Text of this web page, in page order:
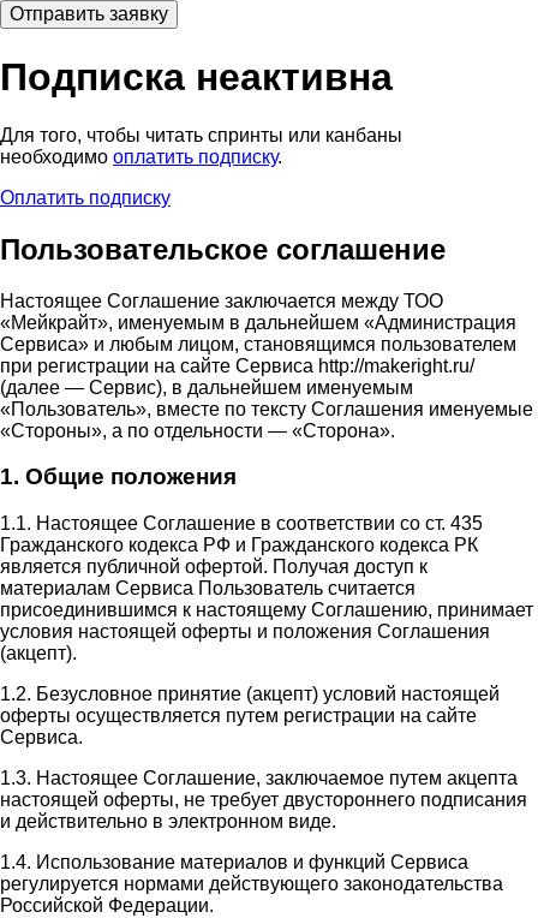
Подписка неактивна
Для того, чтобы читать спринты или канбаны
необходимо оплатить подписку.
Оплатить подписку
Пользовательское соглашение
Настоящее Соглашение заключается между ТОО
«Мейкрайт», именуемым в дальнейшем «Администрация
Сервиса» и любым лицом, становящимся пользователем
при регистрации на сайте Сервиса http://makeright.ru/
(далее — Сервис), в дальнейшем именуемым
«Пользователь», вместе по тексту Соглашения именуемые
«Стороны», а по отдельности — «Сторона».
1. Общие положения
1.1. Настоящее Соглашение в соответствии со ст. 435
Гражданского кодекса РФ и Гражданского кодекса РК
является публичной офертой. Получая доступ к
материалам Сервиса Пользователь считается
присоединившимся к настоящему Соглашению, принимает
условия настоящей оферты и положения Соглашения
(акцепт).
1.2. Безусловное принятие (акцепт) условий настоящей
оферты осуществляется путем регистрации на сайте
Сервиса.
1.3. Настоящее Соглашение, заключаемое путем акцепта
настоящей оферты, не требует двустороннего подписания
и действительно в электронном виде.
1.4. Использование материалов и функций Сервиса
регулируется нормами действующего законодательства
Российской Федерации.